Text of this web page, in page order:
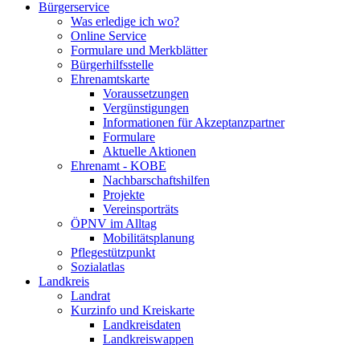
Bürgerservice
Was erledige ich wo?
Online Service
Formulare und Merkblätter
Bürgerhilfsstelle
Ehrenamtskarte
Voraussetzungen
Vergünstigungen
Informationen für Akzeptanzpartner
Formulare
Aktuelle Aktionen
Ehrenamt - KOBE
Nachbarschaftshilfen
Projekte
Vereinsporträts
ÖPNV im Alltag
Mobilitätsplanung
Pflegestützpunkt
Sozialatlas
Landkreis
Landrat
Kurzinfo und Kreiskarte
Landkreisdaten
Landkreiswappen